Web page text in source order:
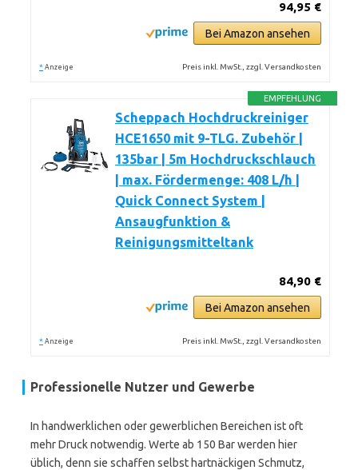
94,95 €
Bei Amazon ansehen
* Anzeige Preis inkl. MwSt., zzgl. Versandkosten
EMPFEHLUNG
Scheppach Hochdruckreiniger
HCE1650 mit 9-TLG. Zubehör |
135bar | 5m Hochdruckschlauch
| max. Fördermenge: 408 L/h |
Quick Connect System |
Ansaugfunktion &
Reinigungsmitteltank
84,90 €
Bei Amazon ansehen
* Anzeige Preis inkl. MwSt., zzgl. Versandkosten
Professionelle Nutzer und Gewerbe
In handwerklichen oder gewerblichen Bereichen ist oft
mehr Druck notwendig. Werte ab 150 Bar werden hier
üblich, denn sie schaffen selbst hartnäckigen Schmutz,